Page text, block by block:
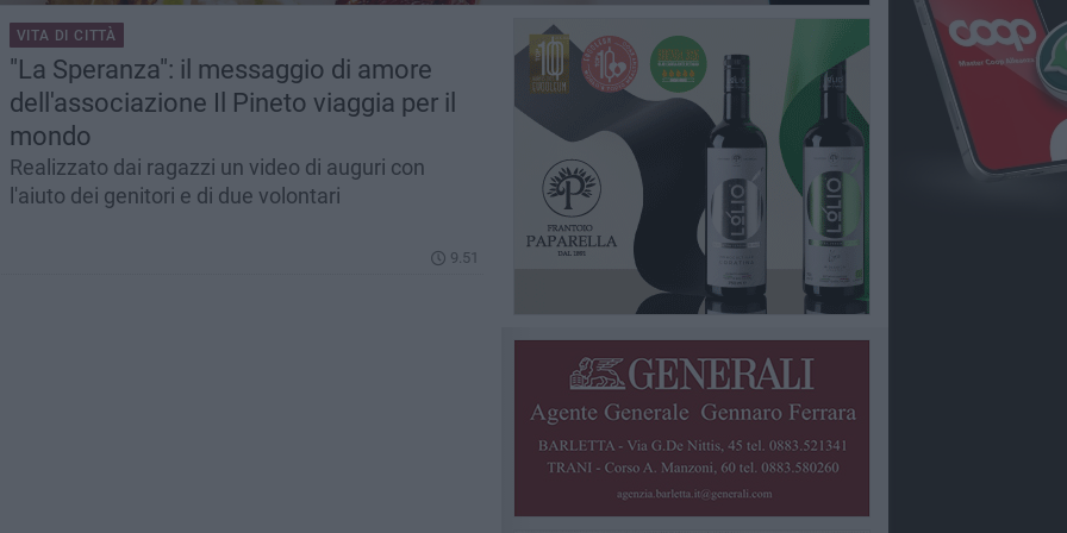
VITA DI CITTÀ
"La Speranza": il messaggio di amore
dell'associazione Il Pineto viaggia per il
mondo
Realizzato dai ragazzi un video di auguri con
l'aiuto dei genitori e di due volontari
9.51